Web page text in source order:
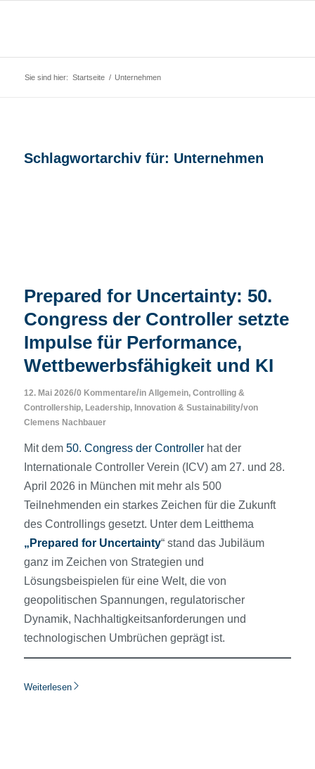
Sie sind hier: Startseite / Unternehmen
Schlagwortarchiv für: Unternehmen
Prepared for Uncertainty: 50.
Congress der Controller setzte
Impulse für Performance,
Wettbewerbsfähigkeit und KI
12. Mai 2026/0 Kommentare/in Allgemein, Controlling &
Controllership, Leadership, Innovation & Sustainability/von
Clemens Nachbauer
Mit dem 50. Congress der Controllerhat der
Internationale Controller Verein (ICV) am 27. und 28.
April 2026 in München mit mehr als 500
Teilnehmenden ein starkes Zeichen für die Zukunft
des Controllings gesetzt. Unter dem Leitthema
„Prepared for Uncertainty“ stand das Jubiläum
ganz im Zeichen von Strategien und
Lösungsbeispielen für eine Welt, die von
geopolitischen Spannungen, regulatorischer
Dynamik, Nachhaltigkeitsanforderungen und
technologischen Umbrüchen geprägt ist.
Weiterlesen